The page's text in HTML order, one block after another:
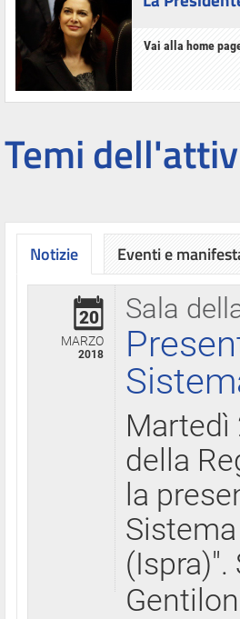
Vai alla home
Temi
Notizie
Sala
20
MARZO
2018
Martedì
della
la
Eventi e